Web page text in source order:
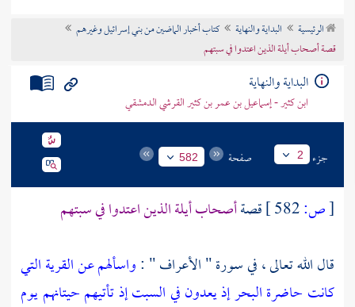
تراجم الأعلام
الرئيسية البداية والنهاية
كتاب أخبار الماضين من بني إسرائيل وغيرهم
قصة أصحاب أيلة الذين اعتدوا في سبتهم
البداية والنهاية
ابن كثير - إسماعيل بن عمر بن كثير القرشي الدمشقي
جزء 2 صفحة 582
[ص: قصةأصحاب أيلة الذين اعتدوا في سبتهم
قال الله تعالى ، في سورة " الأعراف " :واسألهم عن القرية التي
كانت حاضرة البحر إذ يعدون في السبت إذ تأتيهم حيتانهم يوم